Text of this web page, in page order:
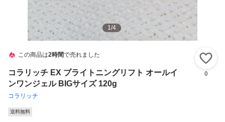
1/4
この商品は2時間で売れました
コラリッチ EX ブライトニングリフト オールイ
ンワンジェル BIGサイズ 120g
コラリッチ
0
送料無料